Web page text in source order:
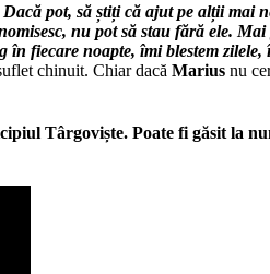
pot, să știți că ajut pe alții
nu pot să stau fără ele.
fiecare noapte, îmi blestem
chinuit. Chiar dacă Marius nu
Târgoviște. Poate fi găsit la